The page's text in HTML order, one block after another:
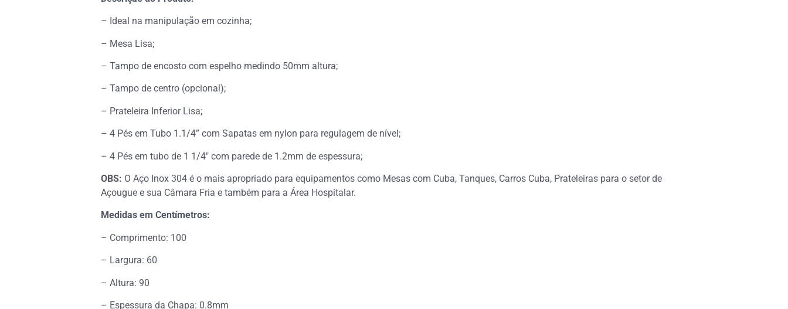
– Ideal na manipulação em cozinha;
– Mesa Lisa;
– Tampo de encosto com espelho medindo 50mm altura;
– Tampo de centro (opcional);
– Prateleira Inferior Lisa;
– 4 Pés em Tubo 1.1/4” com Sapatas em nylon para regulagem de nível;
– 4 Pés em tubo de 1 1/4″ com parede de 1.2mm de espessura;
OBS: O Aço Inox 304 é o mais apropriado para equipamentos como Mesas com Cuba, Tanques, Carros Cuba, Prateleiras para o setor de
Açougue e sua Câmara Fria e também para a Área Hospitalar.
Medidas em Centímetros:
– Comprimento: 100
– Largura: 60
– Altura: 90
– Espessura da Chapa: 0.8mm